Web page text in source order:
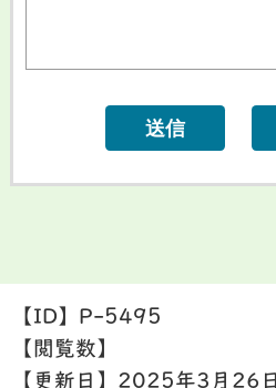
【ID】 P-5495
【閲覧数】
【更新日】 2025年3月26日